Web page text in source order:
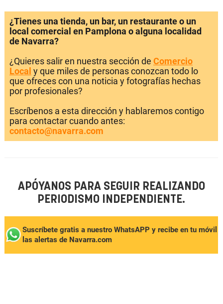
¿Tienes una tienda, un bar, un restaurante o un
local comercial en Pamplona o alguna localidad
de Navarra?
¿Quieres salir en nuestra sección de Comercio
Local y que miles de personas conozcan todo lo
que ofreces con una noticia y fotografías hechas
por profesionales?
Escríbenos a esta dirección y hablaremos contigo
para contactar cuando antes:
contacto@navarra.com
APÓYANOS PARA SEGUIR REALIZANDO
PERIODISMO INDEPENDIENTE.
Suscríbete gratis a nuestro WhatsAPP y recibe en tu móvil
las alertas de Navarra.com